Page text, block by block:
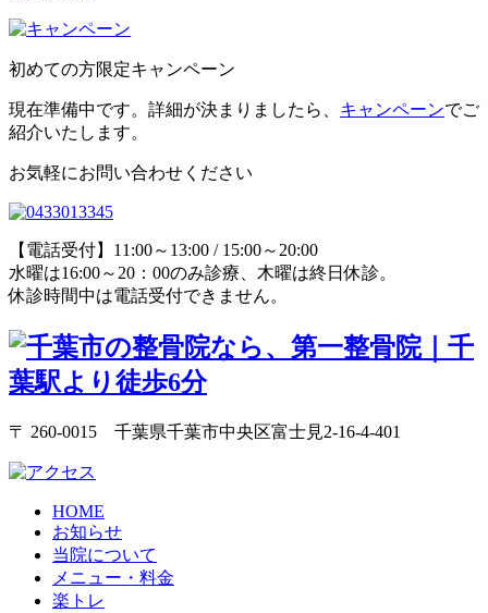
初めての方限定キャンペーン
現在準備中です。詳細が決まりましたら、 キャンペーンでご
紹介いたします。
お気軽にお問い合わせください
【電話受付】11:00～13:00 / 15:00～20:00
水曜は16:00～20：00のみ診療、木曜は終日休診。
休診時間中は電話受付できません。
〒 260-0015 千葉県千葉市中央区富士見2-16-4-401
HOME
お知らせ
当院について
メニュー・料金
楽トレ